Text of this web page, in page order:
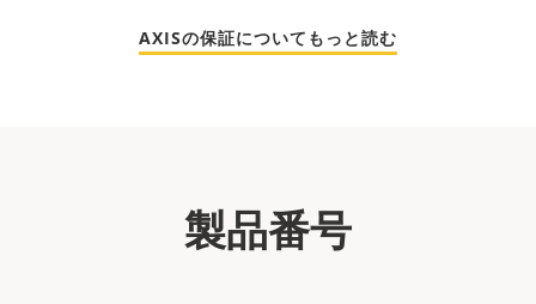
AXISの保証についてもっと読む
製品番号